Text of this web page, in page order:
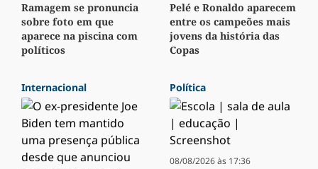
Ramagem se pronuncia
sobre foto em que
aparece na piscina com
políticos
Pelé e Ronaldo aparecem
entre os campeões mais
jovens da história das
Copas
Internacional Política
08/08/2026 às 17:36